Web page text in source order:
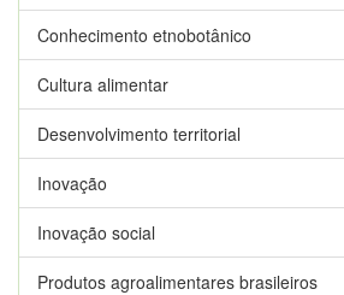
Conhecimento etnobotânico
Cultura alimentar
Desenvolvimento territorial
Inovação
Inovação social
Produtos agroalimentares brasileiros